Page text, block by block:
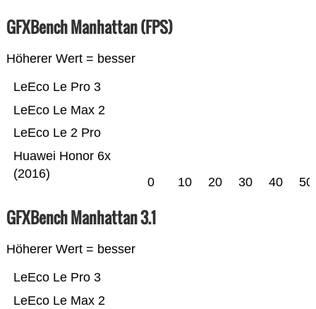
GFXBench Manhattan (FPS)
Höherer Wert = besser
Huawei Honor 6x
(2016)
LeEco Le 2 Pro
LeEco Le Max 2
LeEco Le Pro 3
0 10 20 30 40 50
GFXBench Manhattan 3.1
Höherer Wert = besser
LeEco Le Max 2
LeEco Le Pro 3